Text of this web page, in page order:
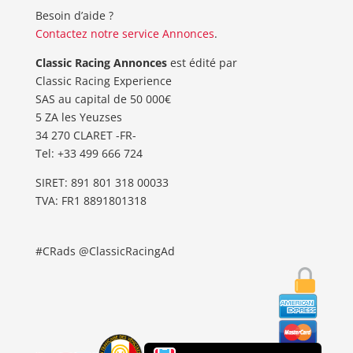
Besoin d’aide ?
Contactez notre service Annonces.
Classic Racing Annoncesest édité par
Classic Racing Experience
SAS au capital de 50 000€
5 ZA les Yeuzses
34 270 CLARET -FR-
Tel: ‭+33 499 666 724‬
SIRET: 891 801 318 00033
TVA: FR1 8891801318
#CRads @ClassicRacingAd